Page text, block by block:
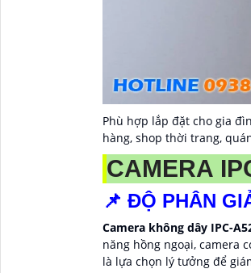
Phù hợp lắp đặt cho gia
hàng, shop thời trang,
CAMERA
📌 ĐỘ PHÂN
Camera không dây IPC-
năng hồng ngoại, camera
là lựa chọn lý tưởng để